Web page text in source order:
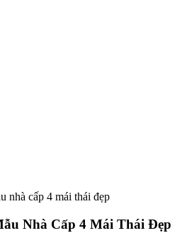
nhà cấp 4 mái thái đẹp
Nhà Cấp 4 Mái Thái Đẹp